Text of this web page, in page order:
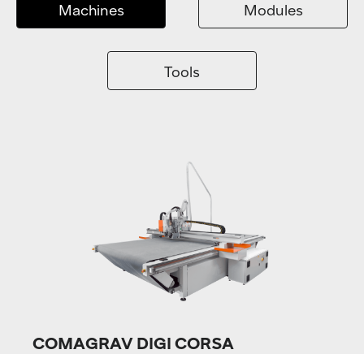
Machines Modules
Tools
COMAGRAV DIGI CORSA